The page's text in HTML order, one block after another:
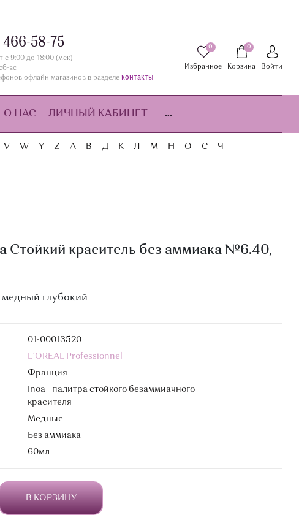
466-58-75
с 9:00 до 18:00 (мск)
вс
офлайн магазинов в разделе контакты
0
Избранное
0
Корзина Войти
О НАС ЛИЧНЫЙ КАБИНЕТ ...
V W Y Z А В Д К Л М Н О С Ч
Стойкий краситель без аммиака №6.40,
глубокий
01-00013520
L`OREAL Professionnel
Франция
Inoa - палитра стойкого безаммиачного
красителя
Медные
Без аммиака
60мл
В КОРЗИНУ